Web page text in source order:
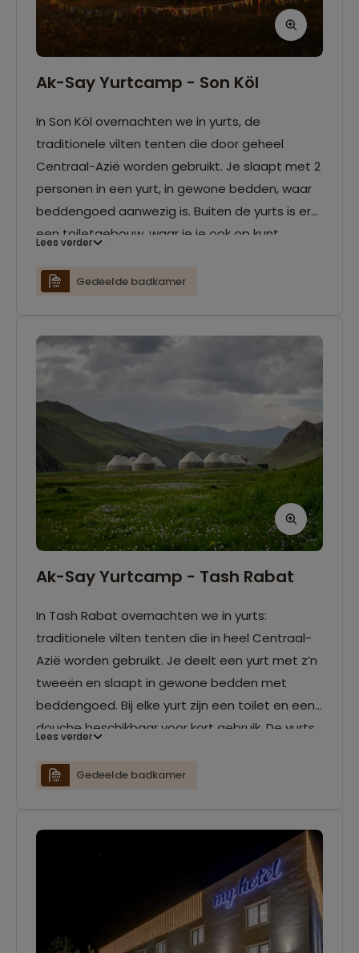
Ak-Say Yurtcamp - Son Köl
In Son Köl overnachten we in yurts, de
traditionele vilten tenten die door geheel
Centraal-Azië worden gebruikt. Je slaapt met 2
personen in een yurt, in gewone bedden, waar
beddengoed aanwezig is. Buiten de yurts is er
een toiletgebouw, waar je je ook op kunt
spaarzaam met water, aangezien dit per auto
elektriciteit (alleen gedurende tijden dat de
generator draait), en kan de kachel, op verzoek,
voor enkele uren worden opgestookt.
Lees verder
Gedeelde badkamer
Ak-Say Yurtcamp - Tash Rabat
In Tash Rabat overnachten we in yurts:
traditionele vilten tenten die in heel Centraal-
Azië worden gebruikt. Je deelt een yurt met z’n
tweeën en slaapt in gewone bedden met
beddengoed. Bij elke yurt zijn een toilet en een
douche beschikbaar voor kort gebruik. De yurts
generator draait, en op verzoek kan de kachel
Lees verder
Gedeelde badkamer